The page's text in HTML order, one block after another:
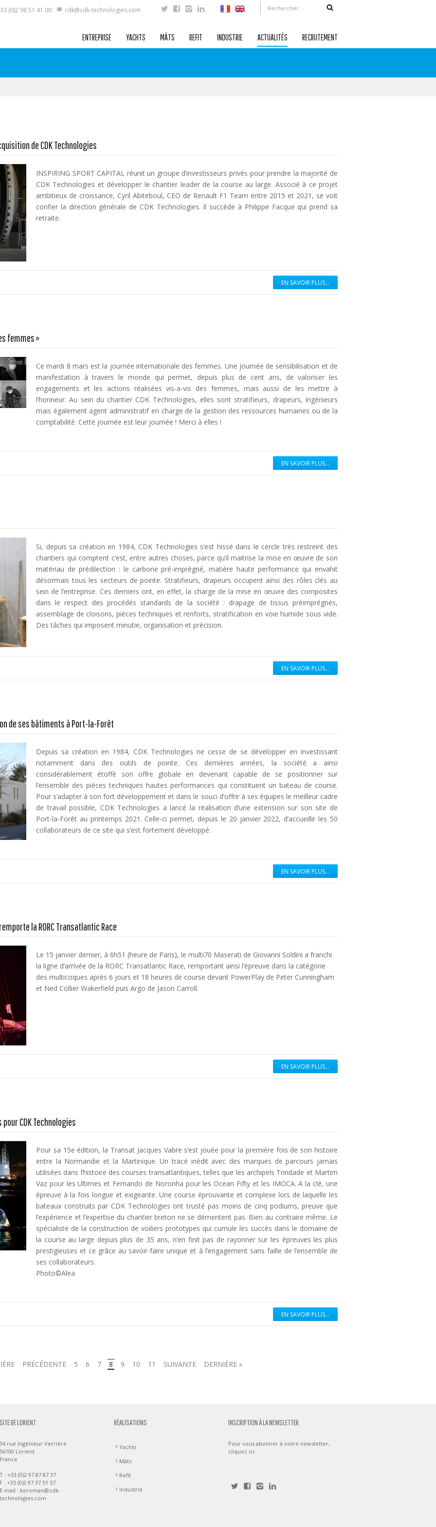
(0)2 98 51 41 00 cdk@cdk-technologies.com
ENTREPRISE YACHTS MÂTS REFIT INDUSTRIE ACTUALITÉS RECRUTEMENT
de CDK Technologies
INSPIRING SPORT CAPITAL réunit un groupe d’investisseurs privés pour prendre la majorité de
CDK Technologies et développer le chantier leader de la course au large. Associé à ce projet
ambitieux de croissance, Cyril Abiteboul, CEO de Renault F1 Team entre 2015 et 2021, se voit
confier la direction générale de CDK Technologies. Il succède à Philippe Facque qui prend sa
retraite.
EN SAVOIR PLUS...
femmes »
Ce mardi 8 mars est la journée internationale des femmes. Une journée de sensibilisation et de
manifestation à travers le monde qui permet, depuis plus de cent ans, de valoriser les
engagements et les actions réalisées vis-a-vis des femmes, mais aussi de les mettre à
l’honneur. Au sein du chantier CDK Technologies, elles sont stratifieurs, drapeurs, ingénieurs
mais également agent administratif en charge de la gestion des ressources humaines ou de la
comptabilité. Cette journée est leur journée ! Merci à elles !
EN SAVOIR PLUS...
Si, depuis sa création en 1984, CDK Technologies s’est hissé dans le cercle très restreint des
chantiers qui comptent c’est, entre autres choses, parce qu’il maitrise la mise en œuvre de son
matériau de prédilection : le carbone pré-imprégné, matière haute performance qui envahit
désormais tous les secteurs de pointe. Stratifieurs, drapeurs occupent ainsi des rôles clés au
sein de l’entreprise. Ces derniers ont, en effet, la charge de la mise en œuvre des composites
dans le respect des procédés standards de la société : drapage de tissus préimprégnés,
assemblage de cloisons, pièces techniques et renforts, stratification en voie humide sous vide.
Des tâches qui imposent minutie, organisation et précision.
EN SAVOIR PLUS...
de ses bâtiments à Port-la-Forêt
Depuis sa création en 1984, CDK Technologies ne cesse de se développer en investissant
notamment dans des outils de pointe. Ces dernières années, la société a ainsi
considérablement étoffé son offre globale en devenant capable de se positionner sur
l’ensemble des pièces techniques hautes performances qui constituent un bateau de course.
Pour s’adapter à son fort développement et dans le souci d’offrir à ses équipes le meilleur cadre
de travail possible, CDK Technologies a lancé la réalisation d’une extension sur son site de
Port-la-Forêt au printemps 2021. Celle-ci permet, depuis le 20 janvier 2022, d’accueillir les 50
collaborateurs de ce site qui s’est fortement développé.
EN SAVOIR PLUS...
la RORC Transatlantic Race
Le 15 janvier dernier, à 6h51 (heure de Paris), le multi70 Maserati de Giovanni Soldini a franchi
la ligne d’arrivée de la RORC Transatlantic Race, remportant ainsi l’épreuve dans la catégorie
des multicoques après 6 jours et 18 heures de course devant PowerPlay de Peter Cunningham
et Ned Collier Wakerfield puis Argo de Jason Carroll.
EN SAVOIR PLUS...
CDK Technologies
Pour sa 15e édition, la Transat Jacques Vabre s’est jouée pour la première fois de son histoire
entre la Normandie et la Martinique. Un tracé inédit avec des marques de parcours jamais
utilisées dans l’histoire des courses transatlantiques, telles que les archipels Trindade et Martim
Vaz pour les Ultimes et Fernando de Noronha pour les Ocean Fifty et les IMOCA. A la clé, une
épreuve à la fois longue et exigeante. Une course éprouvante et complexe lors de laquelle les
bateaux construits par CDK Technologies ont trusté pas moins de cinq podiums, preuve que
l’expérience et l’expertise du chantier breton ne se démentent pas. Bien au contraire même. Le
spécialiste de la construction de voiliers prototypes qui cumule les succès dans le domaine de
la course au large depuis plus de 35 ans, n’en finit pas de rayonner sur les épreuves les plus
prestigieuses et ce grâce au savoir-faire unique et à l’engagement sans faille de l’ensemble de
ses collaborateurs.
Photo©Alea
EN SAVOIR PLUS...
PRÉCÉDENTE 5 6 7 8 9 10 11 SUIVANTE DERNIÈRE »
SITE DE LORIENT
34 rue Ingénieur Verrière
56100 Lorient
France
T : +33 (0)2 97 87 87 37
F : +33 (0)2 97 37 51 57
E-mail : keroman@cdk-
technologies.com
RÉALISATIONS
Yachts
Mâts
Refit
Industrie
INSCRIPTION À LA NEWSLETTER
Pour vous abonner à notre newsletter,
cliquez ici